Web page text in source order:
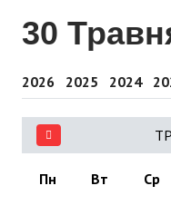
30
2026 2025 2024
Пн Вт Ср